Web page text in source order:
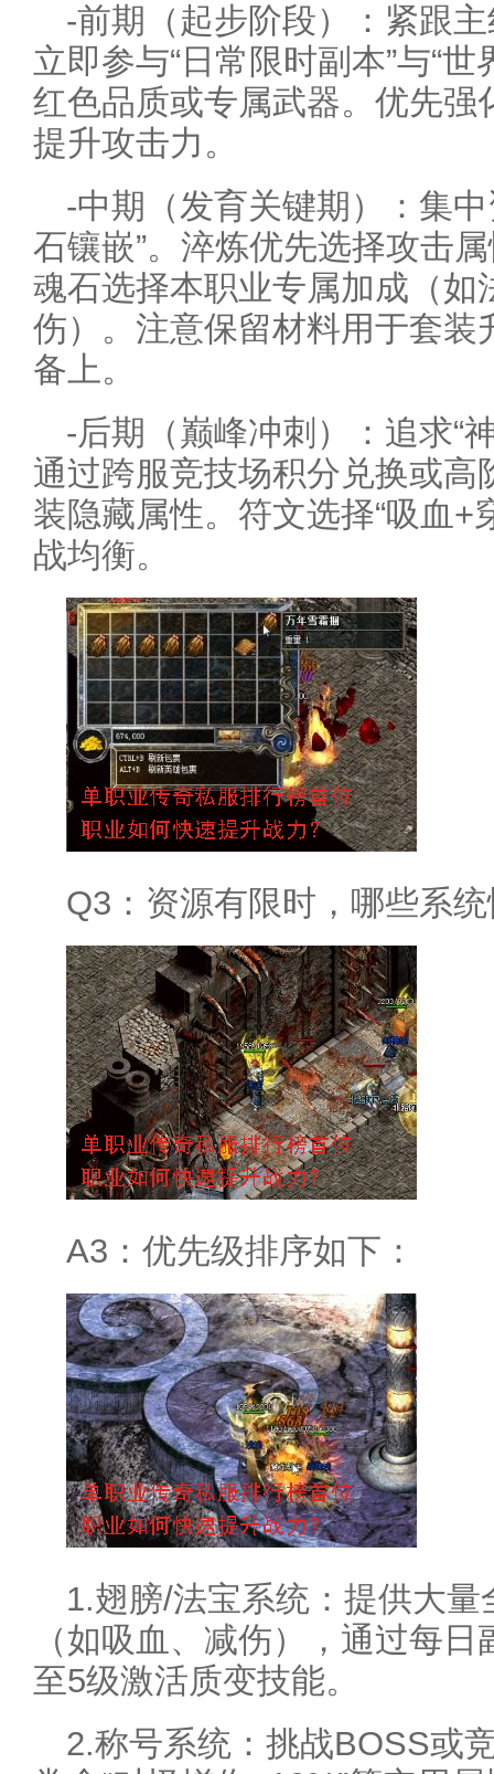
-前期（起步阶段）：紧跟
立即参与“日常限时副本”与“
红色品质或专属武器。优先强
提升攻击力。
-中期（发育关键期）：集中
石镶嵌”。淬炼优先选择攻击
魂石选择本职业专属加成（如
伤）。注意保留材料用于套装
备上。
-后期（巅峰冲刺）：追求“
通过跨服竞技场积分兑换或高
装隐藏属性。符文选择“吸血+
战均衡。
Q3：资源有限时，哪些系
A3：优先级排序如下：
1.翅膀/法宝系统：提供大
（如吸血、减伤），通过每
至5级激活质变技能。
2.称号系统：挑战BOSS或